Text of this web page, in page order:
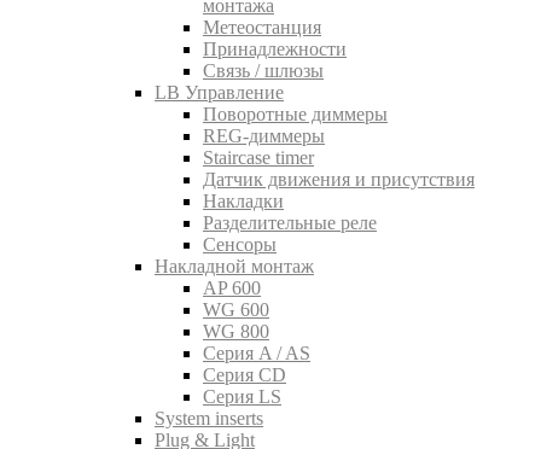
монтажа
Метеостанция
Принадлежности
Связь / шлюзы
LB Управление
Поворотные диммеры
REG-диммеры
Staircase timer
Датчик движения и присутствия
Накладки
Разделительные реле
Сенсоры
Накладной монтаж
AP 600
WG 600
WG 800
Серия A / AS
Серия CD
Серия LS
System inserts
Plug & Light